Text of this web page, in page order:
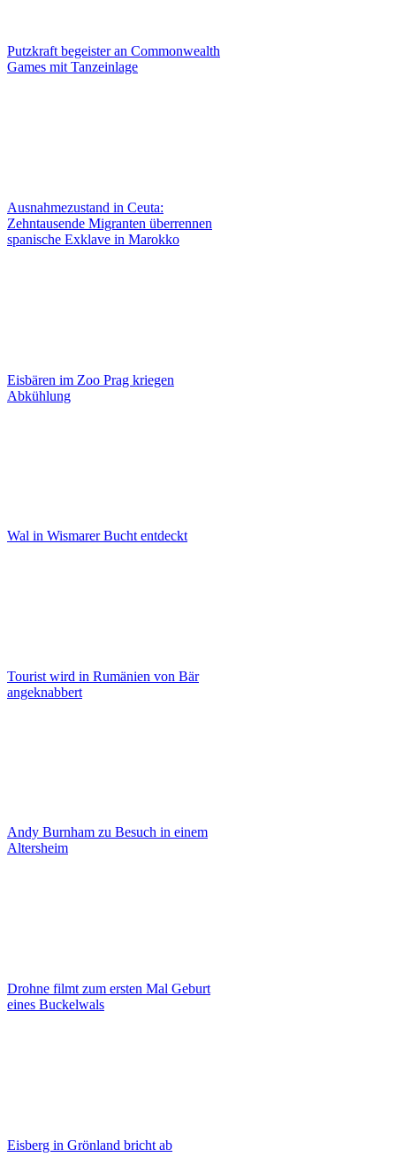
Putzkraft begeister an Commonwealth
Games mit Tanzeinlage
Ausnahmezustand in Ceuta:
Zehntausende Migranten überrennen
spanische Exklave in Marokko
Eisbären im Zoo Prag kriegen
Abkühlung
Wal in Wismarer Bucht entdeckt
Tourist wird in Rumänien von Bär
angeknabbert
Andy Burnham zu Besuch in einem
Altersheim
Drohne filmt zum ersten Mal Geburt
eines Buckelwals
Eisberg in Grönland bricht ab